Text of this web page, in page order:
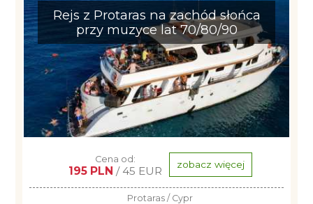
Rejs z Protaras na zachód słońca
przy muzyce lat 70/80/90
Cena od:
195 PLN / 45 EUR zobacz więcej
Protaras / Cypr